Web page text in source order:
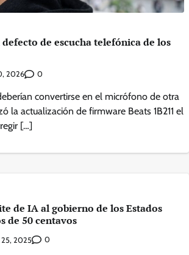
de escucha telefónica de los
2026 0
convertirse en el micrófono de otra
la actualización de firmware Beats 1B211 el
[…]
de IA al gobierno de los Estados
de 50 centavos
25, 2025 0